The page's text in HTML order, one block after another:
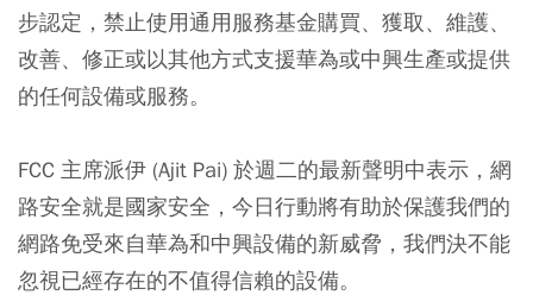
步認定，禁止使用通用服務基金購買、獲取、維護、
改善、修正或以其他方式支援華為或中興生產或提供
的任何設備或服務。
FCC 主席派伊 (Ajit Pai) 於週二的最新聲明中表示，網
路安全就是國家安全，今日行動將有助於保護我們的
網路免受來自華為和中興設備的新威脅，我們決不能
忽視已經存在的不值得信賴的設備。